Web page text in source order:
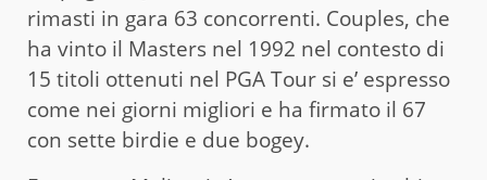
rimasti in gara 63 concorrenti. Couples, che
ha vinto il Masters nel 1992 nel contesto di
15 titoli ottenuti nel PGA Tour si e’ espresso
come nei giorni migliori e ha firmato il 67
con sette birdie e due bogey.